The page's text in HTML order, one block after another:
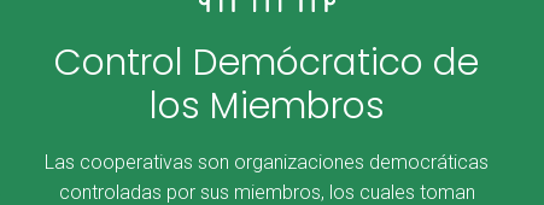
Control Demócratico de
los Miembros
Las cooperativas son organizaciones democráticas
controladas por sus miembros, los cuales toman